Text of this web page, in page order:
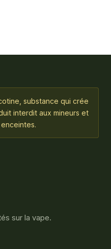
substance qui crée
interdit aux mineurs et
sur la vape.